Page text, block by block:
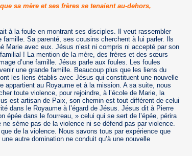
sa mère et ses frères se tenaient au-dehors,
à la foule en montrant ses disciples. Il veut rassembler
famille. Sa parenté, ses cousins cherchent à lui parler. Ils
Marie avec eux. Jésus n’est ni compris ni accepté par son
! La mention de la mère, des frères et des sœurs
d’une famille. Jésus parle aux foules. Les foules
une grande famille. Beaucoup plus que les liens du
les liens établis avec Jésus qui constituent une nouvelle
appartient au Royaume et à la mission. A sa suite, nous
toute violence, pour rejoindre, à l’école de Marie, la
est artisan de Paix, son chemin est tout différent de celui
dans le Royaume à l’égard de Jésus. Jésus dit à Pierre
épée dans le fourreau, » celui qui se sert de l’épée, périra
sème pas de la violence ni se défend pas par violence.
de la violence. Nous savons tous par expérience que
autre domination ne conduit qu’à une nouvelle